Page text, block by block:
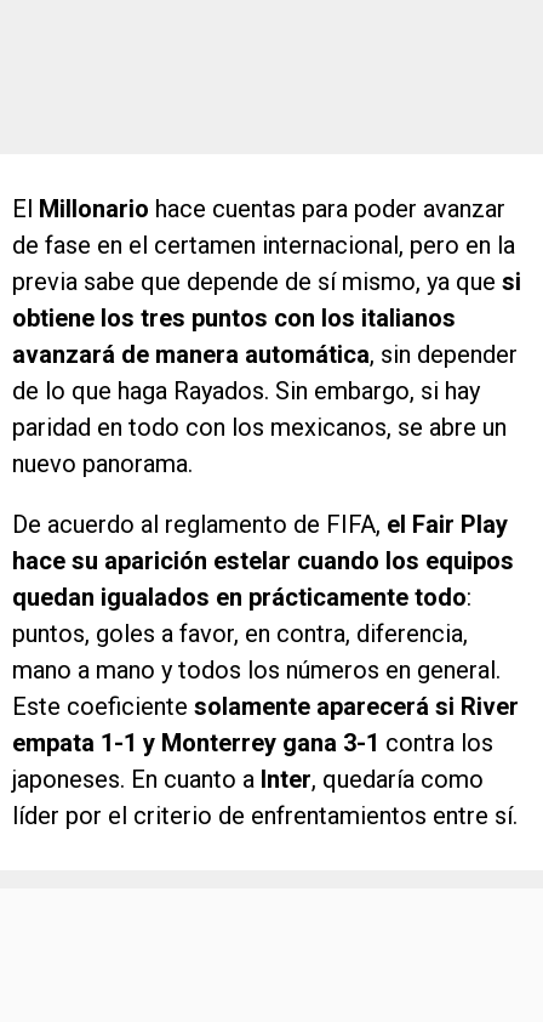
El Millonario hace cuentas para poder avanzar
de fase en el certamen internacional, pero en la
previa sabe que depende de sí mismo, ya que si
obtiene los tres puntos con los italianos
avanzará de manera automática, sin depender
de lo que haga Rayados. Sin embargo, si hay
paridad en todo con los mexicanos, se abre un
nuevo panorama.
De acuerdo al reglamento de FIFA, el Fair Play
hace su aparición estelar cuando los equipos
quedan igualados en prácticamente todo:
puntos, goles a favor, en contra, diferencia,
mano a mano y todos los números en general.
Este coeficiente solamente aparecerá si River
empata 1-1 y Monterrey gana 3-1 contra los
japoneses. En cuanto a Inter, quedaría como
líder por el criterio de enfrentamientos entre sí.